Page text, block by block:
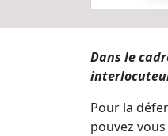
Dans le
Pour la
pouvez